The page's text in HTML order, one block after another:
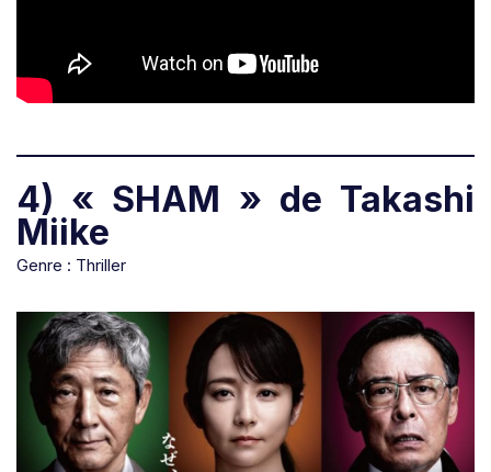
4) « SHAM » de Takashi
Miike
Genre : Thriller